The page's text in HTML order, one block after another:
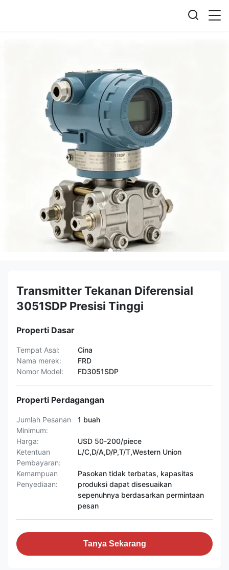
Transmitter Tekanan Diferensial
3051SDP Presisi Tinggi
Properti Dasar
Tempat Asal:
Cina
Nama merek:
FRD
Nomor Model:
FD3051SDP
Properti Perdagangan
Jumlah Pesanan
Minimum:
1 buah
Harga:
USD 50-200/piece
Ketentuan
Pembayaran:
L/C,D/A,D/P,T/T,Western Union
Kemampuan
Penyediaan:
Pasokan tidak terbatas, kapasitas
produksi dapat disesuaikan
sepenuhnya berdasarkan permintaan
pesan
Tanya Sekarang